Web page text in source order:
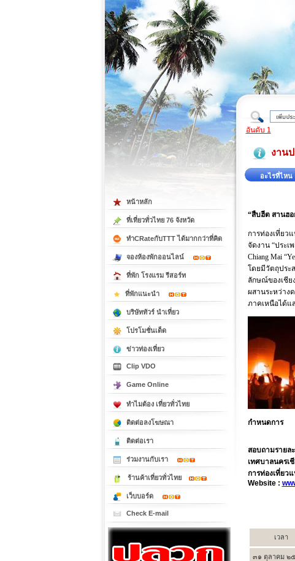
ที่เที่ยวภาคใต้
อันดับ 1
งาน
อะไรที่ไหน
“สืบฮีต สานฮ
การท่องเที่ยว
จัดงาน “ประเ
Chiang Mai
โดยมีวัตถุประ
ลักษณ์ของเชี
ผสานระหว่าง
ภาคเหนือได้แ
กำหนดการ
สอบถามรายล
เทศบาลนครเ
การท่องเที่ยว
Website :
เวลา
๓๑ ตุลาคม ๒
หน้าหลัก
ที่เที่ยวทั่วไทย 76 จังหวัด
ทำCRateกับTTT ได้มากกว่าที่คิด
จองห้องพักออนไลน์
ที่พัก โรงแรม รีสอร์ท
ที่พักแนะนำ
บริษัททัวร์ นำเที่ยว
โปรโมชั่นเด็ด
ข่าวท่องเที่ยว
Clip VDO
Game Online
ทำไมต้อง เที่ยวทั่วไทย
ติดต่อลงโฆษณา
ติดต่อเรา
ร่วมงานกับเรา
ร้านค้าเที่ยวทั่วไทย
เว็บบอร์ด
Check E-mail